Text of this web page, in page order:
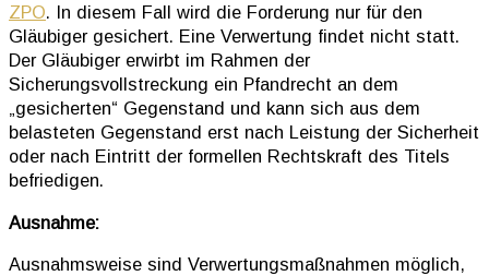
ZPO. In diesem Fall wird die Forderung nur für den
Gläubiger gesichert. Eine Verwertung findet nicht statt.
Der Gläubiger erwirbt im Rahmen der
Sicherungsvollstreckung ein Pfandrecht an dem
„gesicherten“ Gegenstand und kann sich aus dem
belasteten Gegenstand erst nach Leistung der Sicherheit
oder nach Eintritt der formellen Rechtskraft des Titels
befriedigen.
Ausnahme:
Ausnahmsweise sind Verwertungsmaßnahmen möglich,